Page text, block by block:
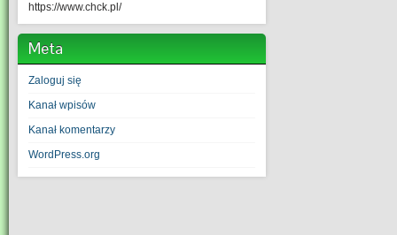
https://www.chck.pl/
Meta
Zaloguj się
Kanał wpisów
Kanał komentarzy
WordPress.org